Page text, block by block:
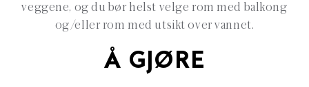
veggene, og du bør helst velge rom med balkong
og/eller rom med utsikt over vannet.
Å GJØRE